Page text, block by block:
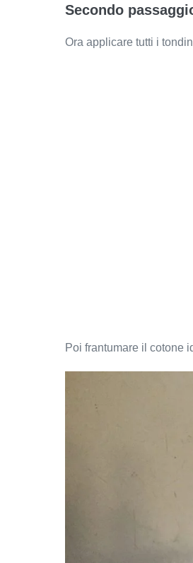
Secondo
Ora applicare tutti i
Poi frantumare il cotone